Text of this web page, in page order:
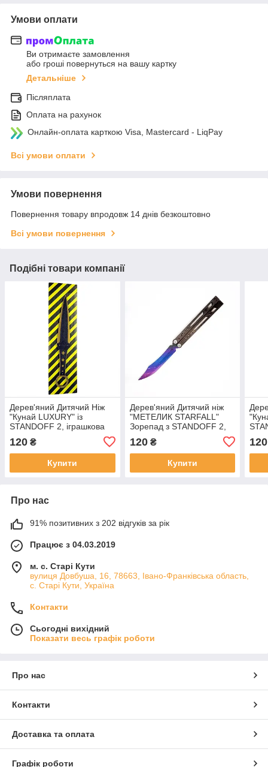
Умови оплати
Ви отримаєте замовлення
або гроші повернуться на вашу картку
Детальніше
Післяплата
Оплата на рахунок
Онлайн-оплата карткою Visa, Mastercard - LiqPay
Всі умови оплати
Умови повернення
Повернення товару впродовж 14 днів безкоштовно
Всі умови повернення
Подібні товари компанії
Дерев'яний Дитячий Ніж
"Кунай LUXURY" із
STANDOFF 2, іграшкова
120 ₴
Купити
Дерев'яний Дитячий ніж
"МЕТЕЛИК STARFALL"
Зорепад з STANDOFF 2,
120₴
Купити
120
Про нас
91% позитивних з 202 відгуків за рік
Працює з 04.03.2019
м. с. Старі Кути
вулиця Довбуша, 16, 78663, Івано-Франківська область,
с. Старі Кути, Україна
Контакти
Сьогодні вихідний
Показати весь графік роботи
Про нас
Контакти
Доставка та оплата
Графік роботи